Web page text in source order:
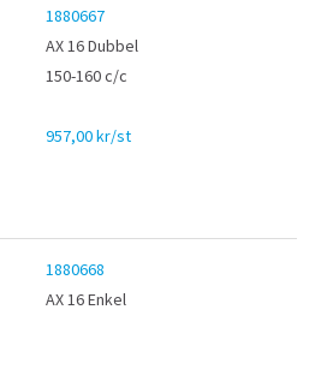
1880667
AX 16 Dubbel
150-160 c/c
957,00 kr/st
1880668
AX 16 Enkel